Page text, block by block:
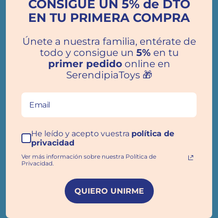
¿Qué es Serendipia?
Preguntas Frecuentes
Envíos
Cambios y Devoluciones
Términos del servicio
Política de reembolso
Aviso legal y condiciones de uso
Política de privacidad
Política de cookies
CONSIGUE UN 5% de DTO
EN TU PRIMERA COMPRA
Únete a nuestra familia, entérate de
todo y consigue un 5% en tu
primer pedidoonline en
SerendipiaToys 🎁
He leído y acepto vuestra política de
privacidad
Ver más información sobre nuestra Política de
Privacidad.
QUIERO UNIRME